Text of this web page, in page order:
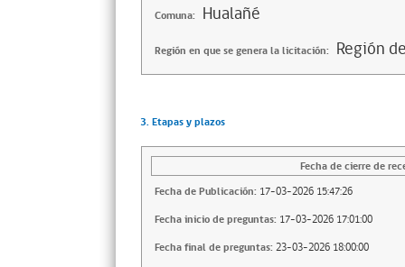
Comuna: Hualañé
Región en que se genera la licitación: Región
3. Etapas y plazos
Fecha de cierre de
Fecha de Publicación: 17-03-2026 15:47:26
Fecha inicio de preguntas: 17-03-2026 17:01:00
Fecha final de preguntas: 23-03-2026 18:00:00